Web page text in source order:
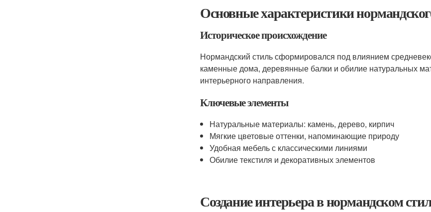
Основные характеристики
Историческое происхождение
Нормандский стиль сформировался под влиянием
каменные дома, деревянные балки и обилие натуральных
интерьерного направления.
Ключевые элементы
Натуральные материалы: камень, дерево, кирпич
Мягкие цветовые оттенки, напоминающие природу
Удобная мебель с классическими линиями
Обилие текстиля и декоративных элементов
Создание интерьера в нормандском